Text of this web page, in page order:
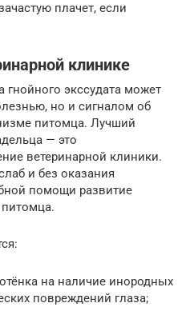
плачет, если
клинике
гнойного экссудата может
но и сигналом об
питомца. Лучший
— это
ветеринарной клиники.
и без оказания
помощи развитие
на наличие инородных
повреждений глаза;